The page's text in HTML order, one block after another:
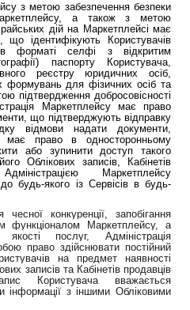
з метою забезпечення безпеки
а також з метою
дій на Маркетплейсі має
що ідентифікують Користувачів
форматі селфі з відкритим
паспорту Користувача,
реєстру юридичних осіб,
формувань для фізичних осіб та
підтвердження добросовісності
Маркетплейсу має право
що підтверджують відправку
відмови надати документи,
має право в односторонньому
або зупинити доступ такого
Облікових записів, Кабінетів
Маркетплейсу
будь-якого із Сервісів в будь-
конкуренції, запобігання
функціоналом Маркетплейсу, а
послуг, Адміністрація
право здійснювати постійний
на предмет наявності
записів та Кабінетів продавців
Користувача вважається
інформації з іншими Обліковими